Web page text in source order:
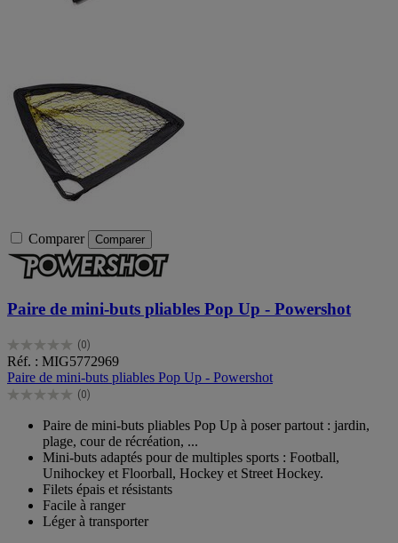
Comparer Comparer
Paire de mini-buts pliables Pop Up - Powershot
(0)
0.0
sur
5
étoiles.
Réf. : MIG5772969
Paire de mini-buts pliables Pop Up - Powershot
(0)
0.0
étoiles.
Paire de mini-buts pliables Pop Up à poser partout : jardin,
plage, cour de récréation, ...
Mini-buts adaptés pour de multiples sports : Football,
Unihockey et Floorball, Hockey et Street Hockey.
Filets épais et résistants
Facile à ranger
Léger à transporter